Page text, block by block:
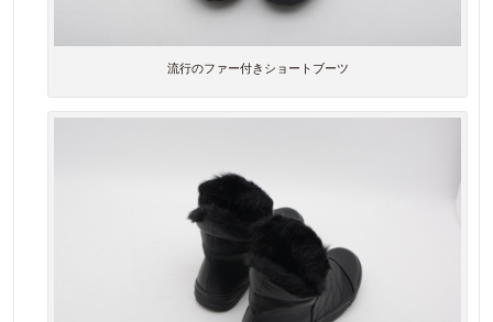
流行のファー付きショートブーツ